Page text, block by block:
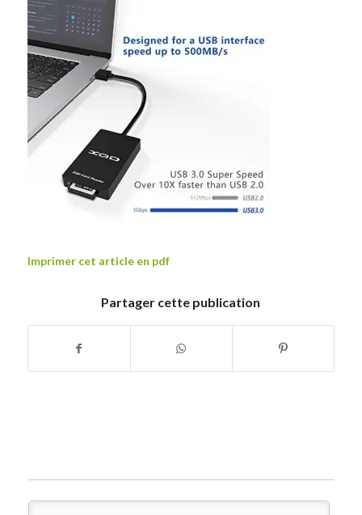
Imprimer cet article en pdf
Partager cette publication